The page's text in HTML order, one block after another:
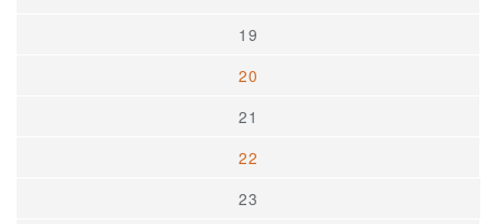
19
20
21
22
23